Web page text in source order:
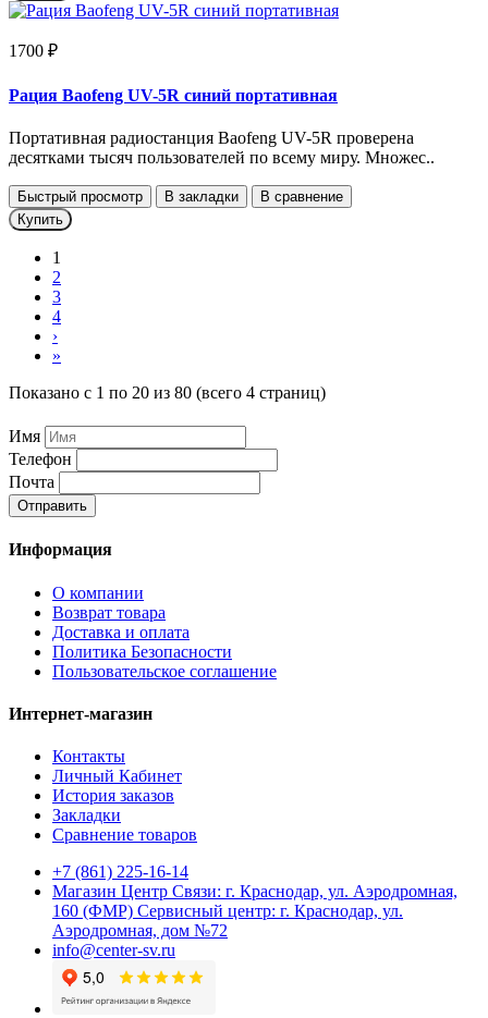
1700 ₽
Рация Baofeng UV-5R синий портативная
Портативная радиостанция Baofeng UV-5R проверена
десятками тысяч пользователей по всему миру. Множес..
Быстрый просмотр В закладки
В сравнение
Купить
1
2
3
4
›
»
Показано с 1 по 20 из 80 (всего 4 страниц)
Имя
Телефон
Почта
Отправить
Информация
О компании
Возврат товара
Доставка и оплата
Политика Безопасности
Пользовательское соглашение
Интернет-магазин
Контакты
Личный Кабинет
История заказов
Закладки
Сравнение товаров
+7 (861) 225-16-14
Магазин Центр Связи: г. Краснодар, ул. Аэродромная,
160 (ФМР) Сервисный центр: г. Краснодар, ул.
Аэродромная, дом №72
info@center-sv.ru